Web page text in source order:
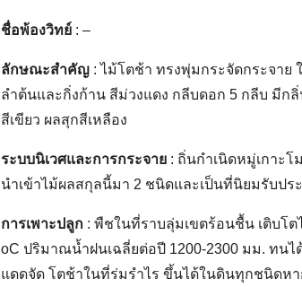
ชื่อพ้องวิทย์ : –
ลักษณะสำคัญ : ไม้โตช้า ทรงพุ่มกระจัดกระจา
ลำต้นและกิ่งก้าน สีม่วงแดง กลีบดอก 5 กลีบ มีก
สีเขียว ผลสุกสีเหลือง
ระบบนิเวศและการกระจาย : ถิ่นกำเนิดหมู่เกาะ
นำเข้าไม้ผลสกุลนี้มา 2 ชนิดและเป็นที่นิยมรับปร
การเพาะปลูก : พืชในที่ราบลุ่มเขตร้อนชื้น เติบโ
oC ปริมาณน้ำฝนเฉลี่ยต่อปี 1200-2300 มม. ทน
แดดจัด โตช้าในที่ร่มรำไร ขึ้นได้ในดินทุกชนิดห